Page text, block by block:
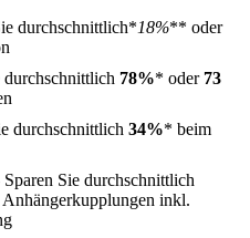
durchschnittlich*18%** oder
durchschnittlich 78%* oder 73
durchschnittlich 34%* beim
Sparen Sie durchschnittlich
inkl.